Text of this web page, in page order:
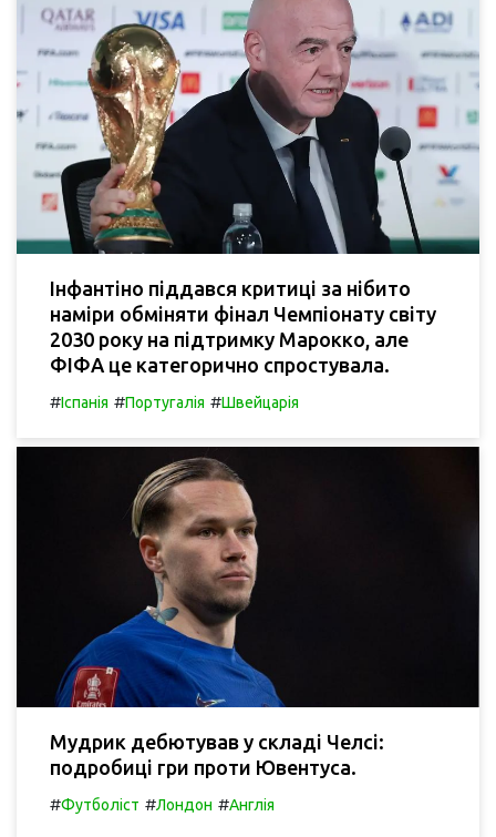
Інфантіно піддався критиці за нібито
наміри обміняти фінал Чемпіонату світу
2030 року на підтримку Марокко, але
ФІФА це категорично спростувала.
#Іспанія #Португалія #Швейцарія
Мудрик дебютував у складі Челсі:
подробиці гри проти Ювентуса.
#Футболіст #Лондон #Англія